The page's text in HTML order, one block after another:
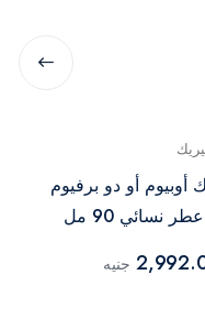
أوبيوم أو دو برفيوم
نسائي 90 مل
جنيه